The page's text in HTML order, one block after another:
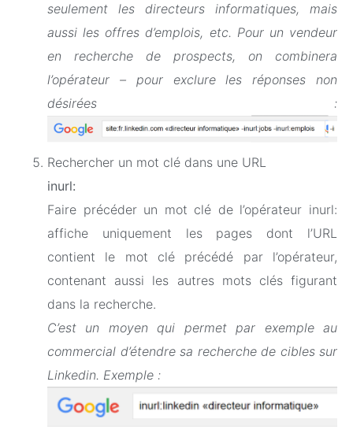
seulement les directeurs informatiques, mais
aussi les offres d’emplois, etc. Pour un vendeur
en recherche de prospects, on combinera
l’opérateur – pour exclure les réponses non
désirées :
Rechercher un mot clé dans une URL
inurl:
Faire précéder un mot clé de l’opérateur inurl:
affiche uniquement les pages dont l’URL
contient le mot clé précédé par l’opérateur,
contenant aussi les autres mots clés figurant
dans la recherche.
C’est un moyen qui permet par exemple au
commercial d’étendre sa recherche de cibles sur
Linkedin. Exemple :